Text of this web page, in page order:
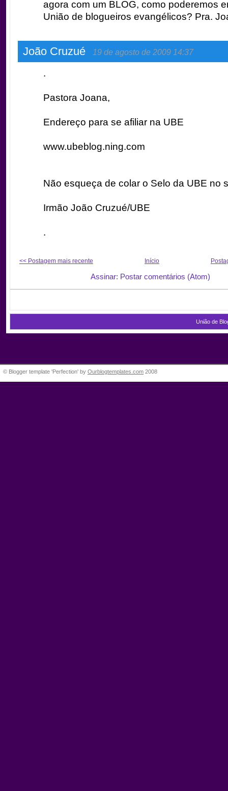
agora com um BLOG, como poderemos
União de blogueiros evangélicos? Pra.
João Cruzué 19 de agosto de 2009 14:37
.
Pastora Joana,
Endereço para se afiliar na UBE
www.ubeblog.ning.com
Não esqueça de colar o Selo da UBE no
Irmão João Cruzué/UBE
.
<< Postagem mais recente Início
Assinar: Postar comentários (Atom)
União de
© Blogger template 'Perfection' by Ourblogtemplates.com 2008